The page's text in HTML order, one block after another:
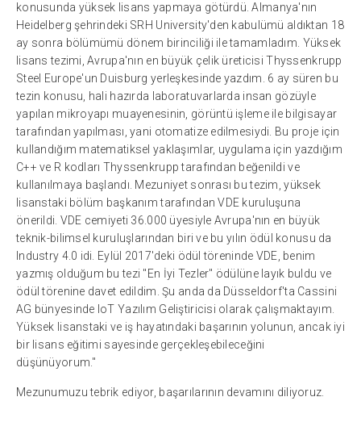
konusunda yüksek lisans yapmaya götürdü. Almanya'nın
Heidelberg şehrindeki SRH University'den kabulümü aldıktan 18
ay sonra bölümümü dönem birinciliği ile tamamladım. Yüksek
lisans tezimi, Avrupa'nın en büyük çelik üreticisi Thyssenkrupp
Steel Europe'un Duisburg yerleşkesinde yazdım. 6 ay süren bu
tezin konusu, hali hazırda laboratuvarlarda insan gözüyle
yapılan mikroyapı muayenesinin, görüntü işleme ile bilgisayar
tarafından yapılması, yani otomatize edilmesiydi. Bu proje için
kullandığım matematiksel yaklaşımlar, uygulama için yazdığım
C++ ve R kodları Thyssenkrupp tarafından beğenildi ve
kullanılmaya başlandı. Mezuniyet sonrası bu tezim, yüksek
lisanstaki bölüm başkanım tarafından VDE kuruluşuna
önerildi. VDE cemiyeti 36.000 üyesiyle Avrupa'nın en büyük
teknik-bilimsel kuruluşlarından biri ve bu yılın ödül konusu da
Industry 4.0 idi. Eylül 2017'deki ödül töreninde VDE, benim
yazmış olduğum bu tezi "En İyi Tezler" ödülüne layık buldu ve
ödül törenine davet edildim. Şu anda da Düsseldorf'ta Cassini
AG bünyesinde IoT Yazılım Geliştiricisi olarak çalışmaktayım.
Yüksek lisanstaki ve iş hayatındaki başarının yolunun, ancak iyi
bir lisans eğitimi sayesinde gerçekleşebileceğini
düşünüyorum."
Mezunumuzu tebrik ediyor, başarılarının devamını diliyoruz.